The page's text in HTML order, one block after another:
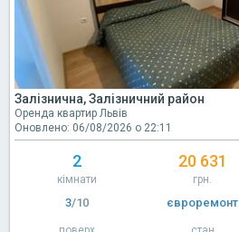
Залізнична, Залізничний район
Оренда квартир Львів
Оновлено: 06/08/2026 о 22:11
2
кімнати
20 631
грн.
3/10 євроремонт